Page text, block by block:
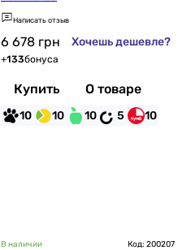
Написать отзыв
6 678 грн Хочешь дешевле?
+133бонуса
Купить О товаре
10 10 10 5 10
В наличии Код: 200207